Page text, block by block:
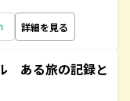
詳細を見る
ある旅の記録と